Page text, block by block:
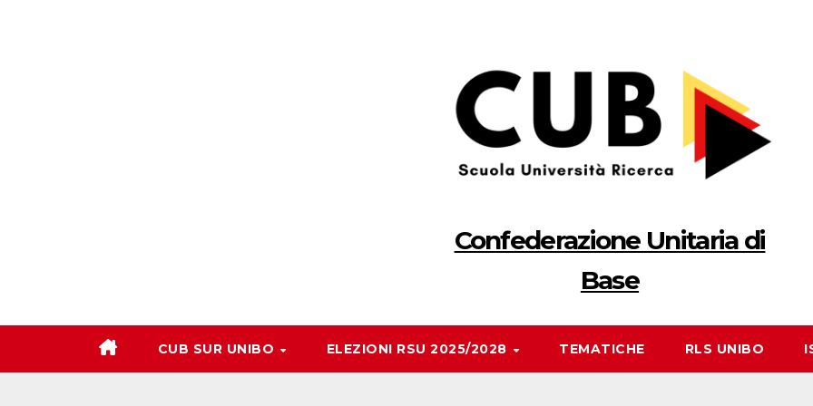
Confederazione Unitaria di
Base
CUB SUR UNIBO ELEZIONI RSU 2025/2028 TEMATICHE RLS UNIBO